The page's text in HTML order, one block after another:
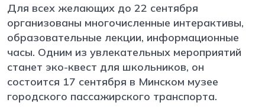
Для всех желающих до 22 сентября
организованы многочисленные интерактивы,
образовательные лекции, информационные
часы. Одним из увлекательных мероприятий
станет эко-квест для школьников, он
состоится 17 сентября в Минском музее
городского пассажирского транспорта.